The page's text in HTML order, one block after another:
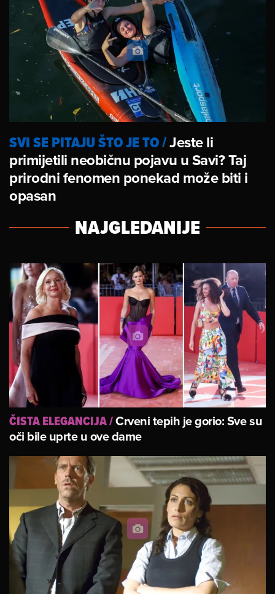
SVI SE PITAJU ŠTO JE TO/Jeste li
primijetili neobičnu pojavu u Savi? Taj
prirodni fenomen ponekad može biti i
opasan
NAJGLEDANIJE
ČISTA ELEGANCIJA/Crveni tepih je gorio: Sve su
oči bile uprte u ove dame